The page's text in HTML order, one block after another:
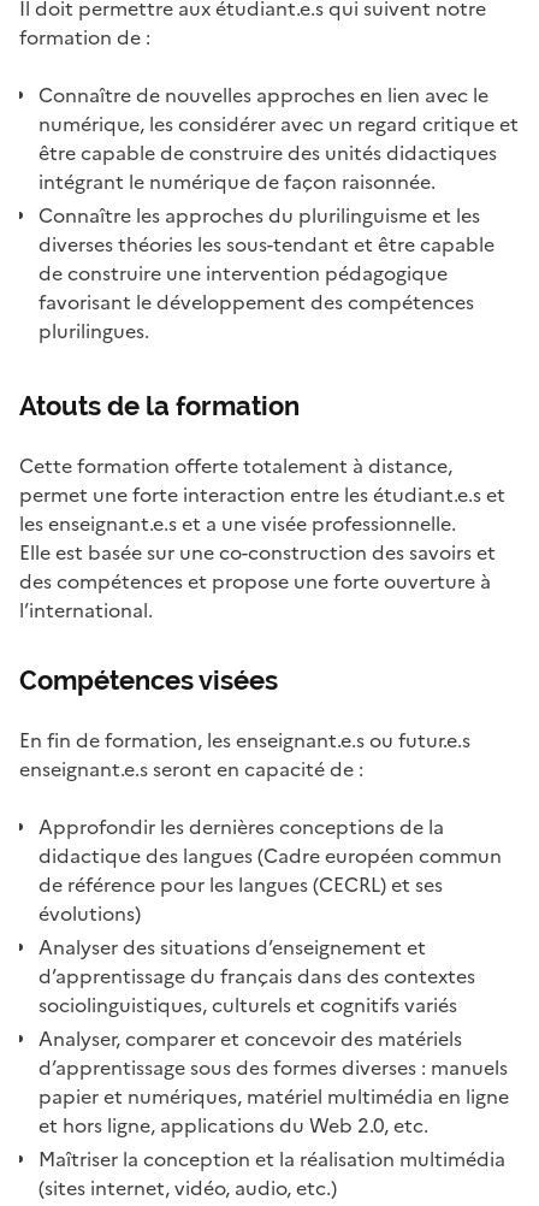
Il doit permettre aux étudiant.e.s qui suivent notre
formation de :
Connaître de nouvelles approches en lien avec le
numérique, les considérer avec un regard critique et
être capable de construire des unités didactiques
intégrant le numérique de façon raisonnée.
Connaître les approches du plurilinguisme et les
diverses théories les sous-tendant et être capable
de construire une intervention pédagogique
favorisant le développement des compétences
plurilingues.
Atouts de la formation
Cette formation offerte totalement à distance,
permet une forte interaction entre les étudiant.e.s et
les enseignant.e.s et a une visée professionnelle.
Elle est basée sur une co-construction des savoirs et
des compétences et propose une forte ouverture à
l’international.
Compétences visées
En fin de formation, les enseignant.e.s ou futur.e.s
enseignant.e.s seront en capacité de :
Approfondir les dernières conceptions de la
didactique des langues (Cadre européen commun
de référence pour les langues (CECRL) et ses
évolutions)
Analyser des situations d’enseignement et
d’apprentissage du français dans des contextes
sociolinguistiques, culturels et cognitifs variés
Analyser, comparer et concevoir des matériels
d’apprentissage sous des formes diverses : manuels
papier et numériques, matériel multimédia en ligne
et hors ligne, applications du Web 2.0, etc.
Maîtriser la conception et la réalisation multimédia
(sites internet, vidéo, audio, etc.)